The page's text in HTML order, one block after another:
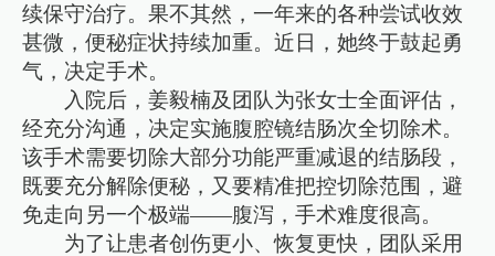
续保守治疗。果不其然，一年来的各种尝试收效
甚微，便秘症状持续加重。近日，她终于鼓起勇
气，决定手术。
入院后，姜毅楠及团队为张女士全面评估，
经充分沟通，决定实施腹腔镜结肠次全切除术。
该手术需要切除大部分功能严重减退的结肠段，
既要充分解除便秘，又要精准把控切除范围，避
免走向另一个极端——腹泻，手术难度很高。
为了让患者创伤更小、恢复更快，团队采用